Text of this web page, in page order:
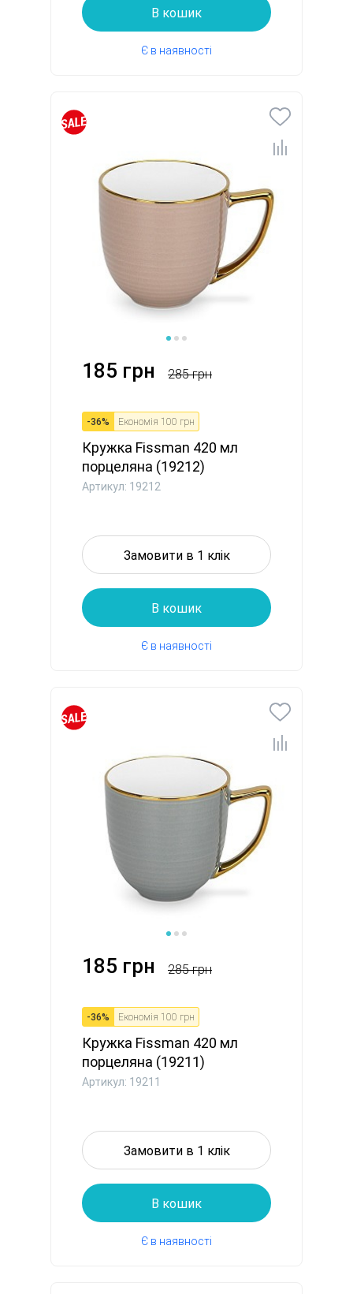
В кошик
Є в наявності
185 грн 285 грн
-36% Економія 100 грн
Кружка Fissman 420 мл
порцеляна (19212)
Артикул: 19212
Замовити в 1 клік
В кошик
Є в наявності
185 грн 285 грн
-36% Економія 100 грн
Кружка Fissman 420 мл
порцеляна (19211)
Артикул: 19211
Замовити в 1 клік
В кошик
Є в наявності